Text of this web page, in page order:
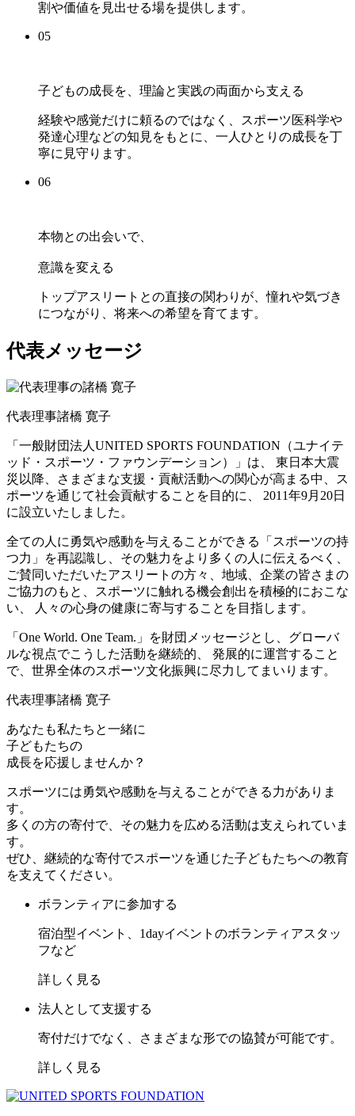
割や価値を見出せる場を提供します。
05
子どもの成長を、理論と実践の両面から支える
経験や感覚だけに頼るのではなく、スポーツ医科学や
発達心理などの知見をもとに、一人ひとりの成長を丁
寧に見守ります。
06
本物との出会いで、
意識を変える
トップアスリートとの直接の関わりが、憧れや気づき
につながり、将来への希望を育てます。
代表メッセージ
代表理事諸橋 寛子
「一般財団法人UNITED SPORTS FOUNDATION（ユナイテ
ッド・スポーツ・ファウンデーション）」は、 東日本大震
災以降、さまざまな支援・貢献活動への関心が高まる中、ス
ポーツを通じて社会貢献することを目的に、 2011年9月20日
に設立いたしました。
全ての人に勇気や感動を与えることができる「スポーツの持
つ力」を再認識し、その魅力をより多くの人に伝えるべく、
ご賛同いただいたアスリートの方々、地域、企業の皆さまの
ご協力のもと、スポーツに触れる機会創出を積極的におこな
い、 人々の心身の健康に寄与することを目指します。
「One World. One Team.」を財団メッセージとし、グローバ
ルな視点でこうした活動を継続的、 発展的に運営すること
で、世界全体のスポーツ文化振興に尽力してまいります。
代表理事諸橋 寛子
あなたも私たちと一緒に
子どもたちの
成長を応援しませんか？
スポーツには勇気や感動を与えることができる力がありま
す。
多くの方の寄付で、その魅力を広める活動は支えられていま
す。
ぜひ、継続的な寄付でスポーツを通じた子どもたちへの教育
を支えてください。
ボランティアに参加する
宿泊型イベント、1dayイベントのボランティアスタッ
フなど
詳しく見る
法人として支援する
寄付だけでなく、さまざまな形での協賛が可能です。
詳しく見る